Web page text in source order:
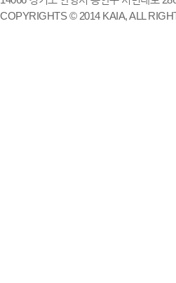
COPYRIGHTS © 2014 KAIA, ALL